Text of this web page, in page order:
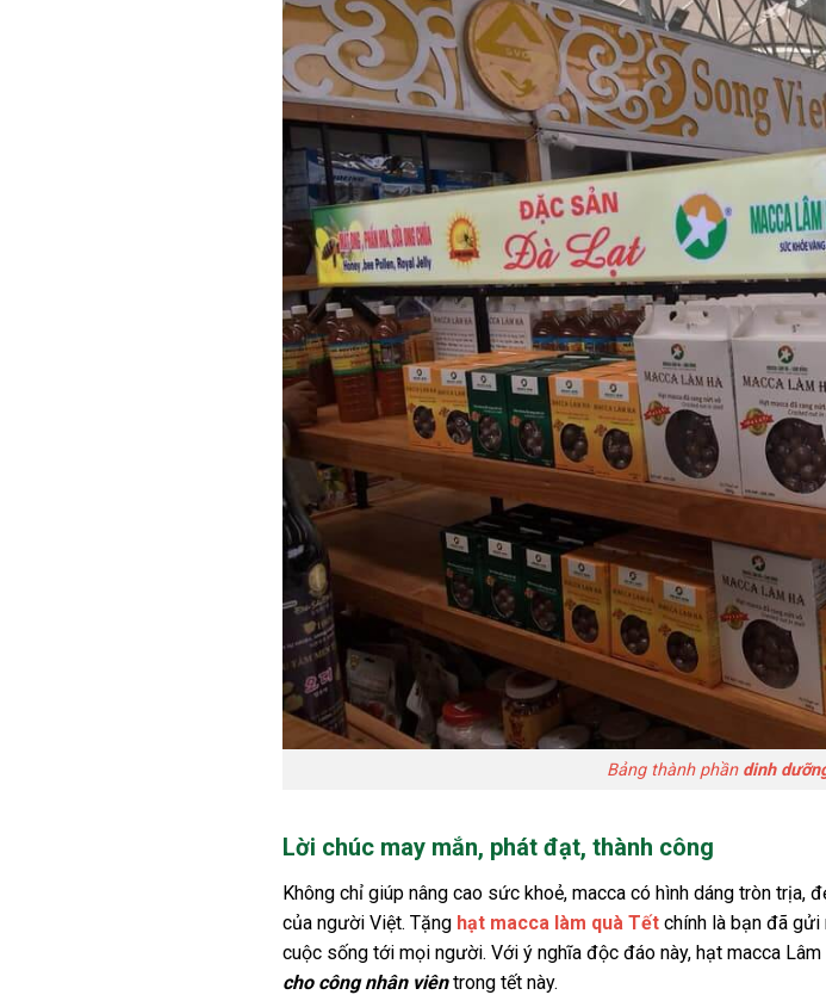
Bảng thành phần dinh
Lời chúc may mắn, phát đạt, thành công
Không chỉ giúp nâng cao sức khoẻ, macca có hình dáng tròn
của người Việt. Tặng hạt macca làm quà Tết chính là bạn đã gửi
cuộc sống tới mọi người. Với ý nghĩa độc đáo này, hạt macca Lâm
cho công nhân viêntrong tết này.